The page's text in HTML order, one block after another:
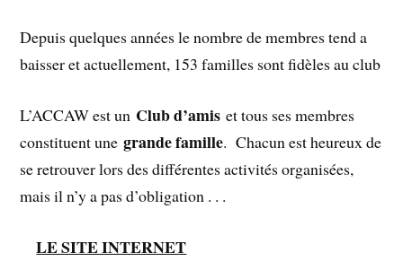
Depuis quelques années le nombre de membres tend a
baisser et actuellement, 153 familles sont fidèles au club
L’ACCAW est un Club d’amis et tous ses membres
constituent unegrande famille. Chacun est heureux de
se retrouver lors des différentes activités organisées,
mais il n’y a pas d’obligation . . .
LE SITE INTERNET